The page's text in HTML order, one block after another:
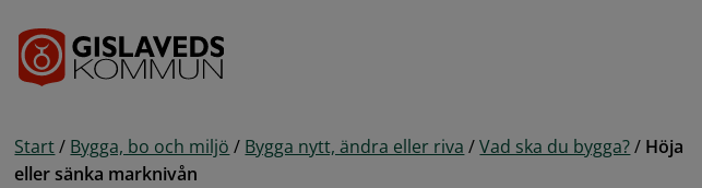
Start / Bygga, bo och miljö / Bygga nytt, ändra eller riva / Vad ska du bygga? / Höja
eller sänka marknivån